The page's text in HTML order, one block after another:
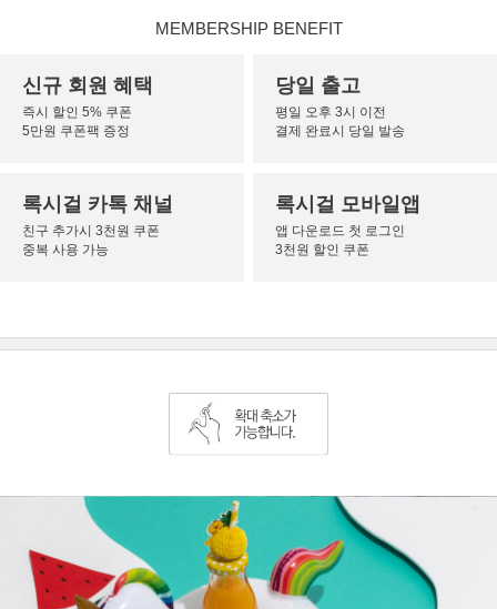
MEMBERSHIP BENEFIT
신규 회원 혜택
즉시 할인 5% 쿠폰
5만원 쿠폰팩 증정
당일 출고
평일 오후 3시 이전
결제 완료시 당일 발송
록시걸 카톡 채널
친구 추가시 3천원 쿠폰
중복 사용 가능
록시걸 모바일앱
앱 다운로드 첫 로그인
3천원 할인 쿠폰